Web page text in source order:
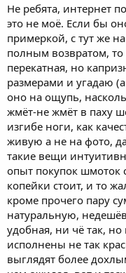
Не ребята, интернет
это не моё. Если бы
примеркой, с тут же
полным возвратом, то
перекатная, но
размерами и угадаю
оно на ощупь,
жмёт-не жмёт в паху
изгибе ноги, как
живую а не на фото,
такие вещи
опыт покупок шмоток
копейки стоит, и то
кроме прочего пару
натуральную,
удобная, ни чё так,
исполнены не так
выглядят более